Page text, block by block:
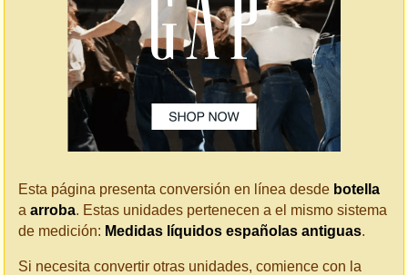
Esta página presenta conversión en línea desde botella
a arroba. Estas unidades pertenecen a el mismo sistema
de medición: Medidas líquidos españolas antiguas.
Si necesita convertir otras unidades, comience con la